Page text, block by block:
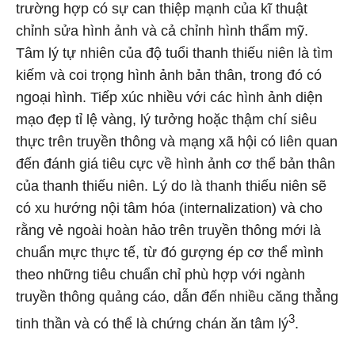
trường hợp có sự can thiệp mạnh của kĩ thuật
chỉnh sửa hình ảnh và cả chỉnh hình thẩm mỹ.
Tâm lý tự nhiên của độ tuổi thanh thiếu niên là tìm
kiếm và coi trọng hình ảnh bản thân, trong đó có
ngoại hình. Tiếp xúc nhiều với các hình ảnh diện
mạo đẹp tỉ lệ vàng, lý tưởng hoặc thậm chí siêu
thực trên truyền thông và mạng xã hội có liên quan
đến đánh giá tiêu cực về hình ảnh cơ thể bản thân
của thanh thiếu niên. Lý do là thanh thiếu niên sẽ
có xu hướng nội tâm hóa (internalization) và cho
rằng vẻ ngoài hoàn hảo trên truyền thông mới là
chuẩn mực thực tế, từ đó gượng ép cơ thể mình
theo những tiêu chuẩn chỉ phù hợp với ngành
truyền thông quảng cáo, dẫn đến nhiều căng thẳng
tinh thần và có thể là chứng chán ăn tâm lý3.